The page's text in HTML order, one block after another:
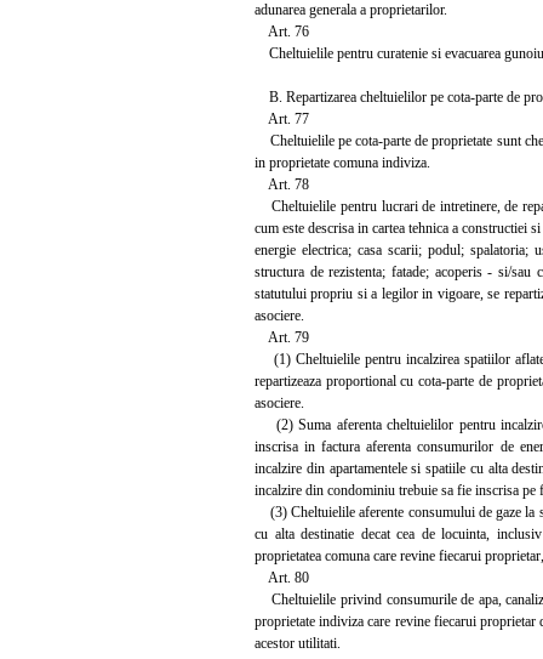
adunarea generala a proprietarilor.
Art. 76
Cheltuielile pentru curatenie si evacuarea
B. Repartizarea cheltuielilor pe cota-parte de
Art. 77
Cheltuielile pe cota-parte de proprietate sunt
in proprietate comuna indiviza.
Art. 78
Cheltuielile pentru lucrari de intretinere, de
cum este descrisa in cartea tehnica a constructiei
energie electrica; casa scarii; podul; spalatoria;
structura de rezistenta; fatade; acoperis - si/
statutului propriu si a legilor in vigoare, se
asociere.
Art. 79
(1) Cheltuielile pentru incalzirea spatiilor
repartizeaza proportional cu cota-parte de
asociere.
(2) Suma aferenta cheltuielilor pentru
inscrisa in factura aferenta consumurilor de
incalzire din apartamentele si spatiile cu alta
incalzire din condominiu trebuie sa fie inscrisa pe
(3) Cheltuielile aferente consumului de gaze la
cu alta destinatie decat cea de locuinta,
proprietatea comuna care revine fiecarui
Art. 80
Cheltuielile privind consumurile de apa,
proprietate indiviza care revine fiecarui proprietar
acestor utilitati.